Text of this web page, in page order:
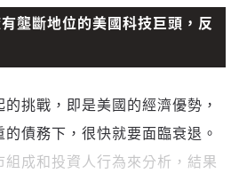
壟斷地位的美國科技巨頭，反
挑戰，即是美國的經濟優勢，
債務下，很快就要面臨衰退。
成和投資人行為來分析，結果